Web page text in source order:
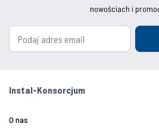
nowościach i
Instal-Konsorcjum
O nas